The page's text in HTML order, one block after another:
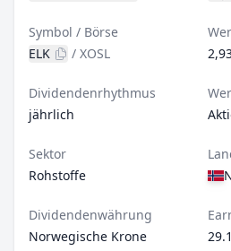
Symbol / Börse
ELK
/ XOSL
Dividendenrhythmus
jährlich
Sektor
Rohstoffe
Dividendenwährung
Norwegische Krone